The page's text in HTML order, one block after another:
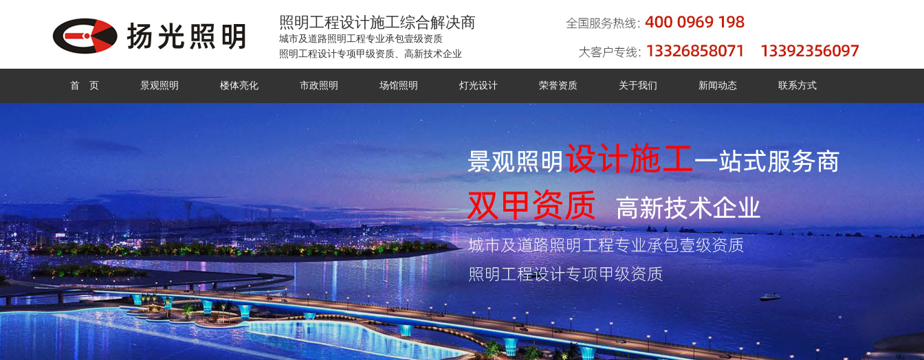
照明工程设计施工综合解决商
城市及道路照明工程专业承包壹级资质
照明工程设计专项甲级资质、高新技术企业
首 页 景观照明 楼体亮化 市政照明 场馆照明 灯光设计 荣誉资质 关于我们 新闻动态 联系方式